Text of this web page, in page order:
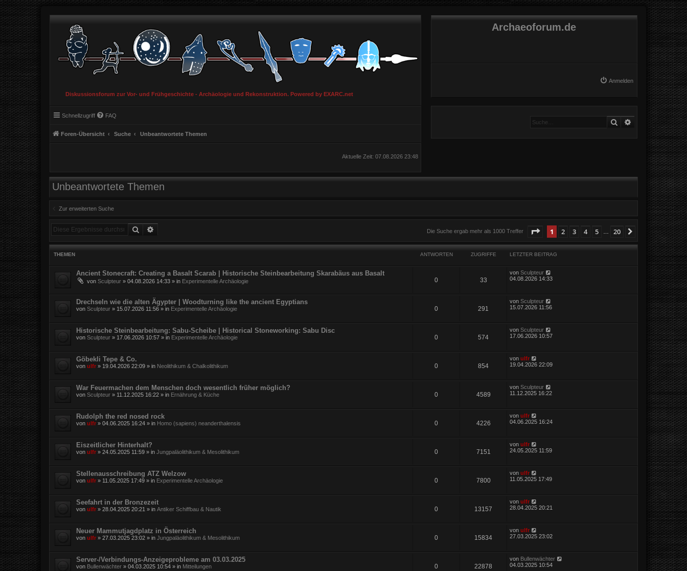
Diskussionsforum zur Vor- und Frühgeschichte - Archäologie und Rekonstruktion. Powered by EXARC.net
Archaeoforum.de
Anmelden
Schnellzugriff FAQ
Foren-Übersicht Suche Unbeantwortete Themen
Suche Erweiterte Suche
Aktuelle Zeit: 07.08.2026 23:48
Unbeantwortete Themen
Zur erweiterten Suche
Suche Die Suche ergab mehr als 1000 Treffer Seite von20
1 2 3 4 5 20 Nächste
THEMEN ANTWORTEN ZUGRIFFE LETZTER BEITRAG
Ancient Stonecraft: Creating a Basalt Scarab | Historische Steinbearbeitung Skarabäus aus Basalt
von Sculpteur » 04.08.2026 14:33 » in Experimentelle Archäologie 0 33
von Sculpteur
04.08.2026 14:33
Drechseln wie die alten Ägypter | Woodturning like the ancient Egyptians
von Sculpteur » 15.07.2026 11:56 » in Experimentelle Archäologie 0 291
von Sculpteur
15.07.2026 11:56
Historische Steinbearbeitung: Sabu-Scheibe | Historical Stoneworking: Sabu Disc
von Sculpteur » 17.06.2026 10:57 » in Experimentelle Archäologie 0 574
von Sculpteur
17.06.2026 10:57
Göbekli Tepe & Co.
von ulfr » 19.04.2026 22:09 » in Neolithikum & Chalkolithikum 0 854
von ulfr
19.04.2026 22:09
War Feuermachen dem Menschen doch wesentlich früher möglich?
von Sculpteur » 11.12.2025 16:22 » in Ernährung & Küche 0 4589
von Sculpteur
11.12.2025 16:22
Rudolph the red nosed rock
von ulfr » 04.06.2025 16:24 » in Homo (sapiens) neanderthalensis 0 4226
von ulfr
04.06.2025 16:24
Eiszeitlicher Hinterhalt?
von ulfr » 24.05.2025 11:59 » in Jungpaläolithikum & Mesolithikum 0 7151
von ulfr
24.05.2025 11:59
Stellenausschreibung ATZ Welzow
von ulfr » 11.05.2025 17:49 » in Experimentelle Archäologie 0 7800
von ulfr
11.05.2025 17:49
Seefahrt in der Bronzezeit
von ulfr » 28.04.2025 20:21 » in Antiker Schiffbau & Nautik 0 13157
von ulfr
28.04.2025 20:21
Neuer Mammutjagdplatz in Österreich
von ulfr » 27.03.2025 23:02 » in Jungpaläolithikum & Mesolithikum 0 15834
von ulfr
27.03.2025 23:02
Server-/Verbindungs-Anzeigeprobleme am 03.03.2025
von Bullenwächter » 04.03.2025 10:54 » in Mitteilungen 0 22878
von Bullenwächter
04.03.2025 10:54